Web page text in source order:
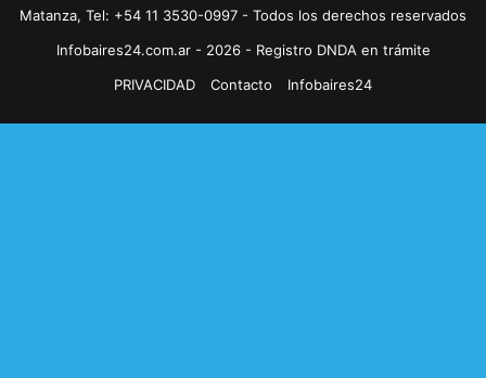
Matanza, Tel: +54 11 3530-0997 - Todos los derechos reservados
Infobaires24.com.ar - 2026 - Registro DNDA en trámite
PRIVACIDAD
Contacto Infobaires24